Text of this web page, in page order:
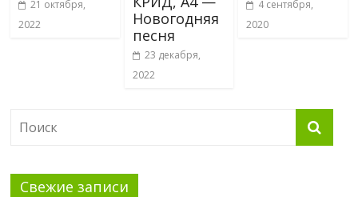
21 октября,
2022
Новогодняя
песня
23 декабря,
2022
4 сентября,
2020
Свежие записи